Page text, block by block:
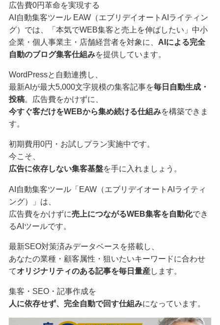
広告費0円革命を実現する
AI自動集客ツール EAW（エブリデイオートAIライティン
グ）では、「本気でWEB集客と売上を伸ばしたい」中小
企業・個人事業主・店舗経営者を対象に、 AIによる完全
自動のブログ集客仕組みを提供しています。
WordPressと自動連携し、
最新AIが最大5,000文字規模の集客記事を毎日自動生成・
投稿。広告費をかけずに、
今すぐ客だけをWEBから集め続ける仕組みを構築できま
す。
初期費用0円・お試しプラン実施中です。
今こそ、
広告に依存しない集客基盤を手に入れましょう。
AI自動集客ツール「EAW（エブリデイオートAIライティ
ング）」は、
広告費をかけずに売上につながるWEB集客を自動化でき
るAIツールです。
最新SEO対策済みデータベースを搭載し、
あなたの業種・顧客属性・狙いたいキーワードに合わせ
てオリジナリティのある記事を毎日量産します。
集客・SEO・記事作成を
人に依存せず、完全自動で回す仕組みになっています。